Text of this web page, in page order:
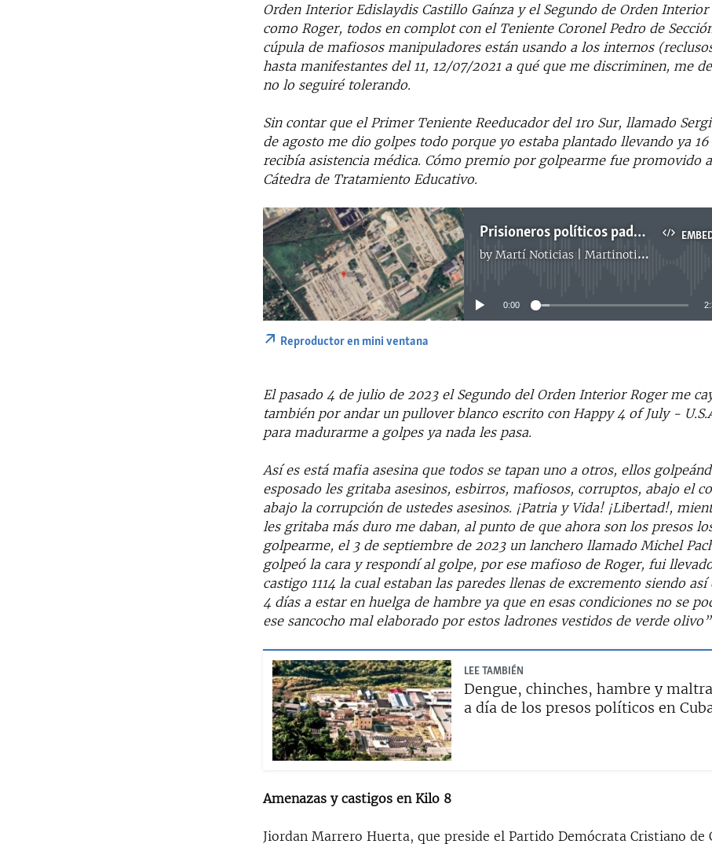
Orden Interior Edislaydis Castillo Gaínza y el Segundo de Orden Interior
como Roger, todos en complot con el Teniente Coronel Pedro de
cúpula de mafiosos manipuladores están usando a los internos
hasta manifestantes del 11, 12/07/2021 a qué que me discriminen, me
no lo seguiré tolerando.
Sin contar que el Primer Teniente Reeducador del 1ro Sur, llamado
de agosto me dio golpes todo porque yo estaba plantado llevando ya
recibía asistencia médica. Cómo premio por golpearme fue promovido
Cátedra de Tratamiento Educativo.
Prisioneros políticos padecen por partida doble los rigores de las cárceles en Cuba
byMartí Noticias | Martinoticias.com
No media source currently available
0:00
Reproductor en mini ventana
El pasado 4 de julio de 2023 el Segundo del Orden Interior Roger me
también por andar un pullover blanco escrito con Happy 4 of July -
para madurarme a golpes ya nada les pasa.
Así es está mafia asesina que todos se tapan uno a otros, ellos
esposado les gritaba asesinos, esbirros, mafiosos, corruptos, abajo el
abajo la corrupción de ustedes asesinos. ¡Patria y Vida! ¡Libertad!,
les gritaba más duro me daban, al punto de que ahora son los presos
golpearme, el 3 de septiembre de 2023 un lanchero llamado Michel
golpeó la cara y respondí al golpe, por ese mafioso de Roger, fui
castigo 1114 la cual estaban las paredes llenas de excremento siendo
4 días a estar en huelga de hambre ya que en esas condiciones no se
ese sancocho mal elaborado por estos ladrones vestidos de verde
LEE TAMBIÉN
Dengue, chinches, hambre y
a día de los presos políticos en
Amenazas y castigos en Kilo 8
Jiordan Marrero Huerta, que preside el Partido Demócrata Cristiano de